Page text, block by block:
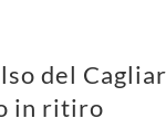
del
in ritiro